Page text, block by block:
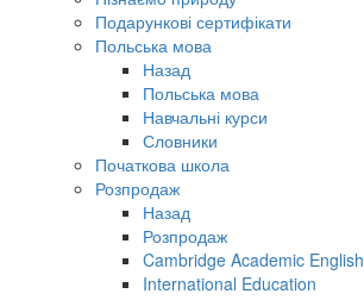
Подарункові сертифікати
Польська мова
Назад
Польська мова
Навчальні курси
Словники
Початкова школа
Розпродаж
Назад
Розпродаж
Cambridge Academic English
International Education